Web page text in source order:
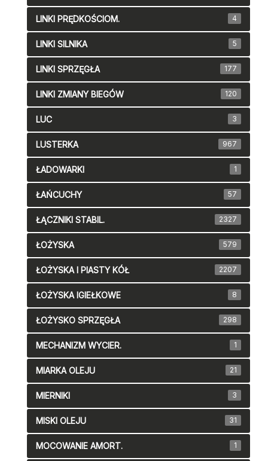
LINKI PRĘDKOŚCIOM. 4
LINKI SILNIKA 5
LINKI SPRZĘGŁA 177
LINKI ZMIANY BIEGÓW 120
LUC 3
LUSTERKA 967
ŁADOWARKI 1
ŁAŃCUCHY 57
ŁĄCZNIKI STABIL. 2327
ŁOŻYSKA 579
ŁOŻYSKA I PIASTY KÓŁ 2207
ŁOŻYSKA IGIEŁKOWE 8
ŁOŻYSKO SPRZĘGŁA 298
MECHANIZM WYCIER. 1
MIARKA OLEJU 21
MIERNIKI 3
MISKI OLEJU 31
MOCOWANIE AMORT. 1